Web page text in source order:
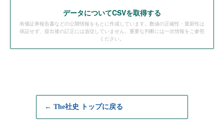
データについてCSVを取得する
有価証券報告書などの公開情報をもとに作成しています。数値の正確性・最新性は
保証せず、提出後の訂正には追従していません。重要な判断には一次情報をご参照
ください。
← The社史 トップに戻る